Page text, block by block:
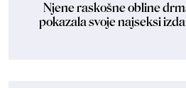
Njene raskošne obline
pokazala svoje najseksi